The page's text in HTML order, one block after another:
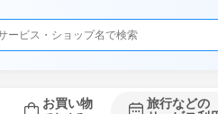
お買い物
旅行などの